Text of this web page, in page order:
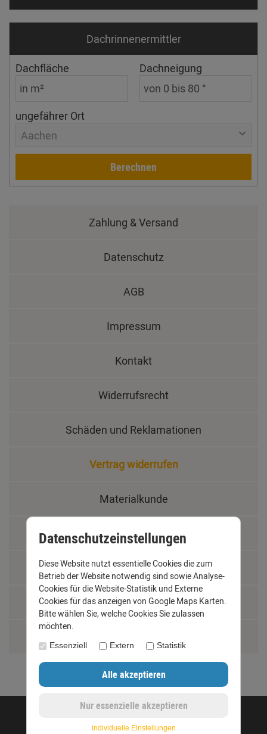
Dachrinnen­ermittler
Dachfläche Dachneigung
ungefährer Ort
Aachen
Berechnen
Zahlung & Versand
Datenschutz
AGB
Impressum
Kontakt
Widerrufsrecht
Schäden und Reklamationen
Vertrag widerrufen
Materialkunde
Fachbegriffe
Jobs
Montage und Installationshilfen
©opyright 2020 - www.dachrinnen-shop.de
Datenschutzeinstellungen
Diese Website nutzt essentielle Cookies die zum
Betrieb der Website notwendig sind sowie Analyse-
Cookies für die Website-Statistik und Externe
Cookies für das anzeigen von Google Maps Karten.
Bitte wählen Sie, welche Cookies Sie zulassen
möchten.
Essenziell Extern Statistik
individuelle Einstellungen